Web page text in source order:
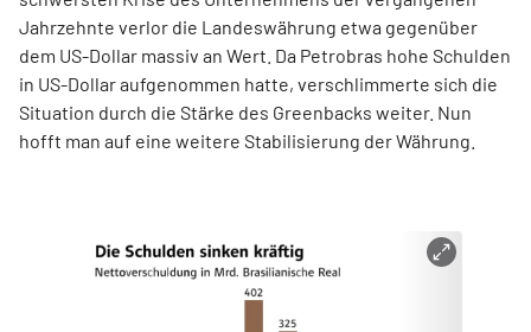
Jahrzehnte verlor die Landeswährung etwa gegenüber
dem US-Dollar massiv an Wert. Da Petrobras hohe Schulden
in US-Dollar aufgenommen hatte, verschlimmerte sich die
Situation durch die Stärke des Greenbacks weiter. Nun
hofft man auf eine weitere Stabilisierung der Währung.